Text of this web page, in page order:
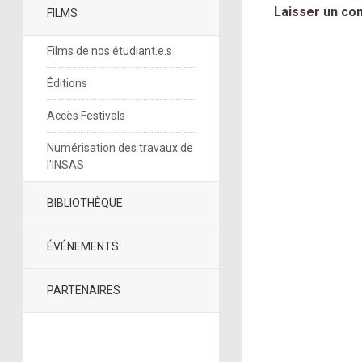
FILMS
Films de nos étudiant.e.s
Éditions
Accès Festivals
Numérisation des travaux de
l’INSAS
BIBLIOTHÈQUE
ÉVÉNEMENTS
PARTENAIRES
Laisser un